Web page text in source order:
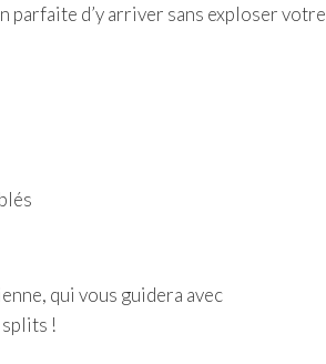
parfaite d’y arriver sans exploser votre
qui vous guidera avec
!